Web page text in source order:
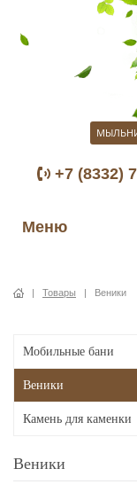
+7 (8332)
Меню
| Товары | Веники
Мобильные бани
Веники
Камень для каменки
Веники